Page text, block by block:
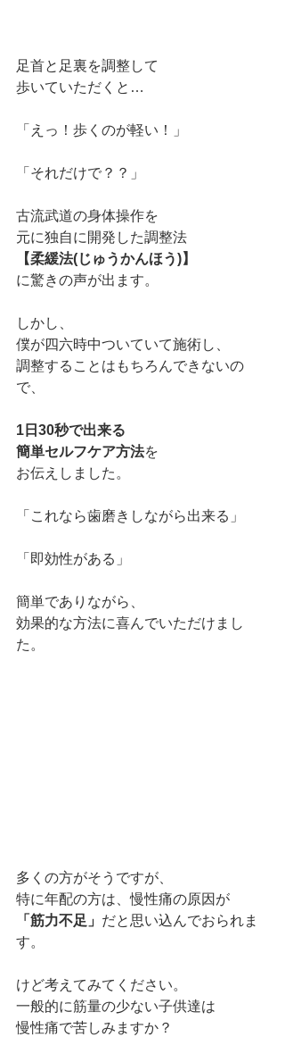
足首と足裏を調整して
歩いていただくと…
「えっ！歩くのが軽い！」
「それだけで？？」
古流武道の身体操作を
元に独自に開発した調整法
【柔緩法(じゅうかんほう)】
に驚きの声が出ます。
しかし、
僕が四六時中ついていて施術し、
調整することはもちろんできないの
で、
1日30秒で出来る
簡単セルフケア方法を
お伝えしました。
「これなら歯磨きしながら出来る」
「即効性がある」
簡単でありながら、
効果的な方法に喜んでいただけまし
た。
多くの方がそうですが、
特に年配の方は、慢性痛の原因が
「筋力不足」 だと思い込んでおられま
す。
けど考えてみてください。
一般的に筋量の少ない子供達は
慢性痛で苦しみますか？